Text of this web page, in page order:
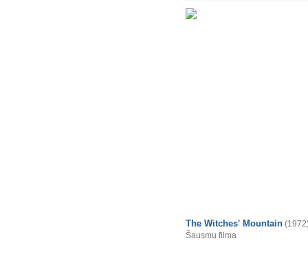
The Witches' Mountain
Šausmu filma